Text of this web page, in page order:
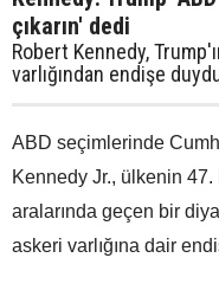
çıkarın' dedi
Robert Kennedy,
varlığından endişe
ABD seçimlerinde
Kennedy Jr., ülkenin 47.
aralarında geçen bir
askeri varlığına dair